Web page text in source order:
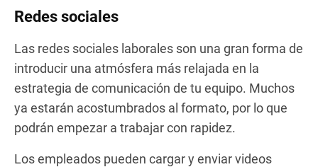
Redes sociales
Las redes sociales laborales son una gran forma de
introducir una atmósfera más relajada en la
estrategia de comunicación de tu equipo. Muchos
ya estarán acostumbrados al formato, por lo que
podrán empezar a trabajar con rapidez.
Los empleados pueden cargar y enviar videos